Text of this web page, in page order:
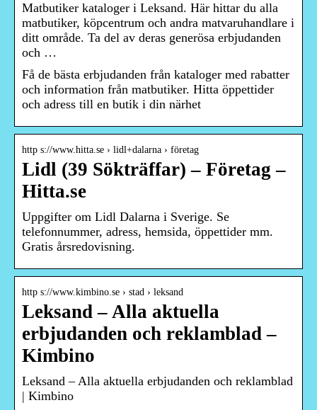
Matbutiker kataloger i Leksand. Här hittar du alla
matbutiker, köpcentrum och andra matvaruhandlare i
ditt område. Ta del av deras generösa erbjudanden
och …
Få de bästa erbjudanden från kataloger med rabatter
och information från matbutiker. Hitta öppettider
och adress till en butik i din närhet
http s://www.hitta.se › lidl+dalarna › företag
Lidl (39 Sökträffar) – Företag –
Hitta.se
Uppgifter om Lidl Dalarna i Sverige. Se
telefonnummer, adress, hemsida, öppettider mm.
Gratis årsredovisning.
http s://www.kimbino.se › stad › leksand
Leksand – Alla aktuella
erbjudanden och reklamblad –
Kimbino
Leksand – Alla aktuella erbjudanden och reklamblad
| Kimbino